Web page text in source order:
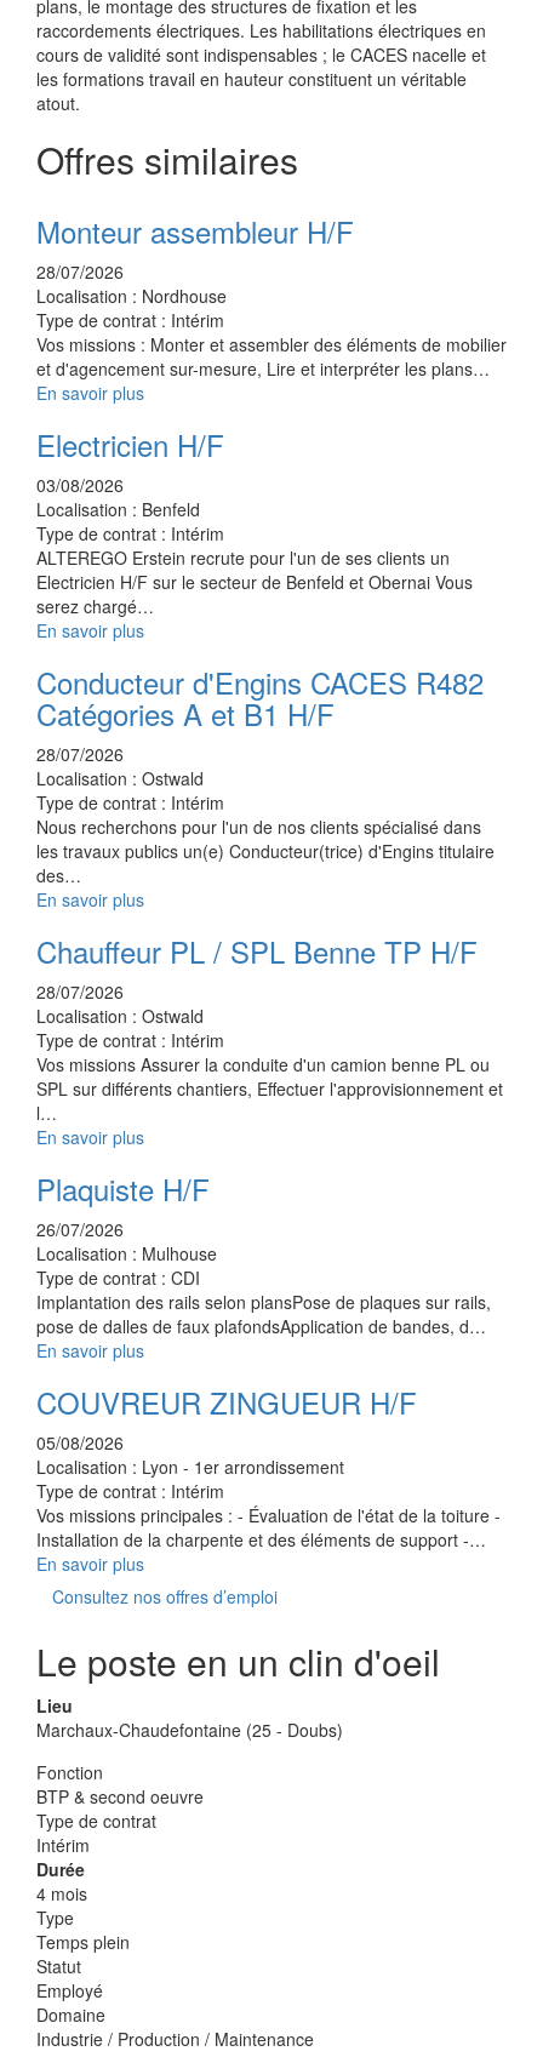
plans, le montage des structures de fixation et les
raccordements électriques. Les habilitations électriques en
cours de validité sont indispensables ; le CACES nacelle et
les formations travail en hauteur constituent un véritable
atout.
Offres similaires
Monteur assembleur H/F
28/07/2026
Localisation : Nordhouse
Type de contrat : Intérim
Vos missions : Monter et assembler des éléments de mobilier
et d'agencement sur-mesure, Lire et interpréter les plans…
En savoir plus
Electricien H/F
03/08/2026
Localisation : Benfeld
Type de contrat : Intérim
ALTEREGO Erstein recrute pour l'un de ses clients un
Electricien H/F sur le secteur de Benfeld et Obernai Vous
serez chargé…
En savoir plus
Conducteur d'Engins CACES R482
Catégories A et B1 H/F
28/07/2026
Localisation : Ostwald
Type de contrat : Intérim
Nous recherchons pour l'un de nos clients spécialisé dans
les travaux publics un(e) Conducteur(trice) d'Engins titulaire
des…
En savoir plus
Chauffeur PL / SPL Benne TP H/F
28/07/2026
Localisation : Ostwald
Type de contrat : Intérim
Vos missions Assurer la conduite d'un camion benne PL ou
SPL sur différents chantiers, Effectuer l'approvisionnement et
l…
En savoir plus
Plaquiste H/F
26/07/2026
Localisation : Mulhouse
Type de contrat : CDI
Implantation des rails selon plansPose de plaques sur rails,
pose de dalles de faux plafondsApplication de bandes, d…
En savoir plus
COUVREUR ZINGUEUR H/F
05/08/2026
Localisation : Lyon - 1er arrondissement
Type de contrat : Intérim
Vos missions principales : - Évaluation de l'état de la toiture -
Installation de la charpente et des éléments de support -…
En savoir plus
Consultez nos offres d’emploi
Le poste en un clin d'oeil
Lieu
Marchaux-Chaudefontaine (25 - Doubs)
Fonction
BTP & second oeuvre
Type de contrat
Intérim
Durée
4 mois
Type
Temps plein
Statut
Employé
Domaine
Industrie / Production / Maintenance